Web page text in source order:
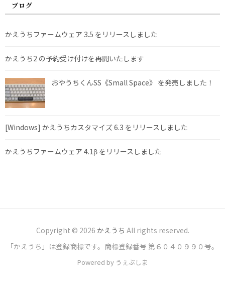
ブログ
かえうちファームウェア 3.5 をリリースしました
かえうち2 の予約受け付けを再開いたします
おやうちくんSS《Small Space》 を発売しました！
[Windows] かえうちカスタマイズ 6.3 をリリースしました
かえうちファームウェア 4.1β をリリースしました
Copyright © 2026 かえうち All rights reserved.
「かえうち」は登録商標です。商標登録番号 第６０４０９９０号。
Powered by うぇぶしま